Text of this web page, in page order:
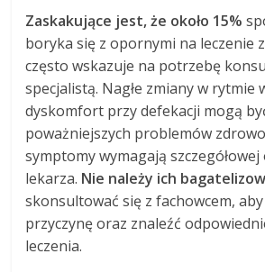
Zaskakujące jest, że około 15%
boryka się z opornymi na leczenie
często wskazuje na potrzebę
specjalistą. Nagłe zmiany w rytmie
dyskomfort przy defekacji mogą
poważniejszych problemów
symptomy wymagają
lekarza. Nie należy ich
skonsultować się z fachowcem,
przyczynę oraz znaleźć
leczenia.